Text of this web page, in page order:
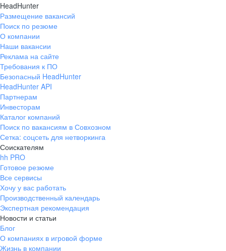
HeadHunter
Размещение вакансий
Поиск по резюме
О компании
Наши вакансии
Реклама на сайте
Требования к ПО
Безопасный HeadHunter
HeadHunter API
Партнерам
Инвесторам
Каталог компаний
Поиск по вакансиям в Совхозном
Сетка: соцсеть для нетворкинга
Соискателям
hh PRO
Готовое резюме
Все сервисы
Хочу у вас работать
Производственный календарь
Экспертная рекомендация
Новости и статьи
Блог
О компаниях в игровой форме
Жизнь в компании